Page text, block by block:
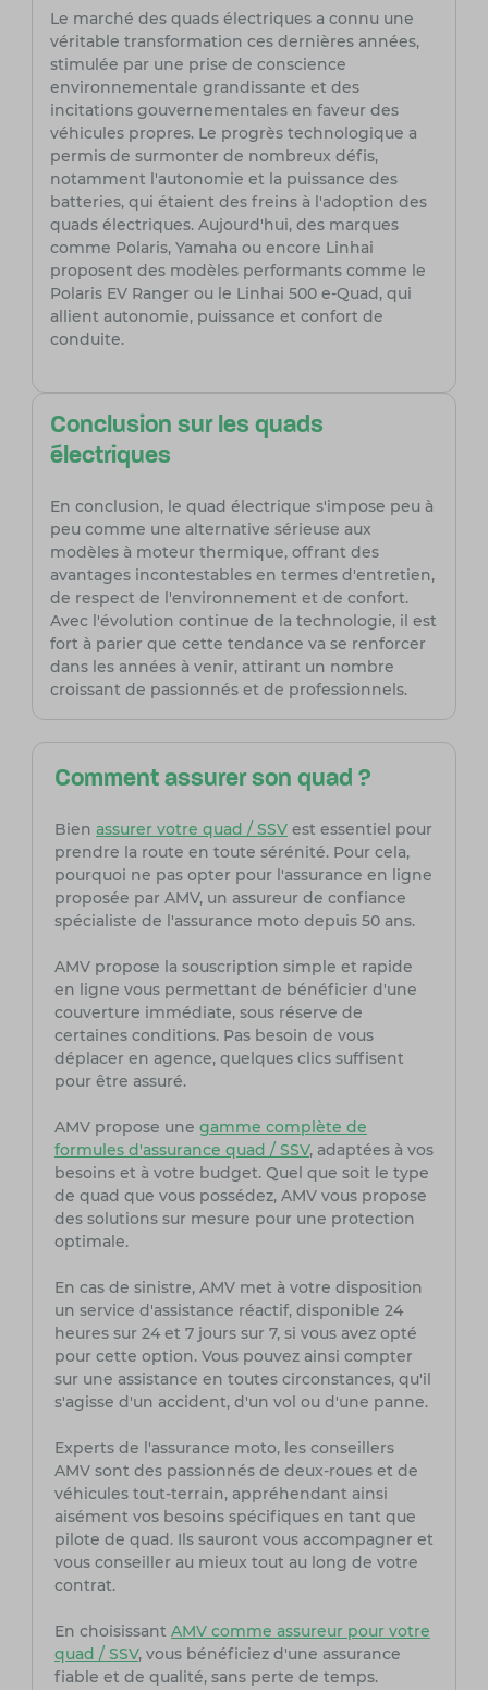
Le marché des quads électriques a connu une
véritable transformation ces dernières années,
stimulée par une prise de conscience
environnementale grandissante et des
incitations gouvernementales en faveur des
véhicules propres. Le progrès technologique a
permis de surmonter de nombreux défis,
notamment l'autonomie et la puissance des
batteries, qui étaient des freins à l'adoption des
quads électriques. Aujourd'hui, des marques
comme Polaris, Yamaha ou encore Linhai
proposent des modèles performants comme le
Polaris EV Ranger ou le Linhai 500 e-Quad, qui
allient autonomie, puissance et confort de
conduite.
Conclusion sur les quads
électriques
En conclusion, le quad électrique s'impose peu à
peu comme une alternative sérieuse aux
modèles à moteur thermique, offrant des
avantages incontestables en termes d'entretien,
de respect de l'environnement et de confort.
Avec l'évolution continue de la technologie, il est
fort à parier que cette tendance va se renforcer
dans les années à venir, attirant un nombre
croissant de passionnés et de professionnels.
Comment assurer son quad ?
Bien assurer votre quad / SSVest essentiel pour
prendre la route en toute sérénité. Pour cela,
pourquoi ne pas opter pour l'assurance en ligne
proposée par AMV, un assureur de confiance
spécialiste de l'assurance moto depuis 50 ans.
AMV propose la souscription simple et rapide
en ligne vous permettant de bénéficier d'une
couverture immédiate, sous réserve de
certaines conditions. Pas besoin de vous
déplacer en agence, quelques clics suffisent
pour être assuré.
AMV propose une gamme complète de
formules d'assurance quad / SSV, adaptées à vos
besoins et à votre budget. Quel que soit le type
de quad que vous possédez, AMV vous propose
des solutions sur mesure pour une protection
optimale.
En cas de sinistre, AMV met à votre disposition
un service d'assistance réactif, disponible 24
heures sur 24 et 7 jours sur 7, si vous avez opté
pour cette option. Vous pouvez ainsi compter
sur une assistance en toutes circonstances, qu'il
s'agisse d'un accident, d'un vol ou d'une panne.
Experts de l'assurance moto, les conseillers
AMV sont des passionnés de deux-roues et de
véhicules tout-terrain, appréhendant ainsi
aisément vos besoins spécifiques en tant que
pilote de quad. Ils sauront vous accompagner et
vous conseiller au mieux tout au long de votre
contrat.
En choisissant AMV comme assureur pour votre
quad / SSV, vous bénéficiez d'une assurance
fiable et de qualité, sans perte de temps.